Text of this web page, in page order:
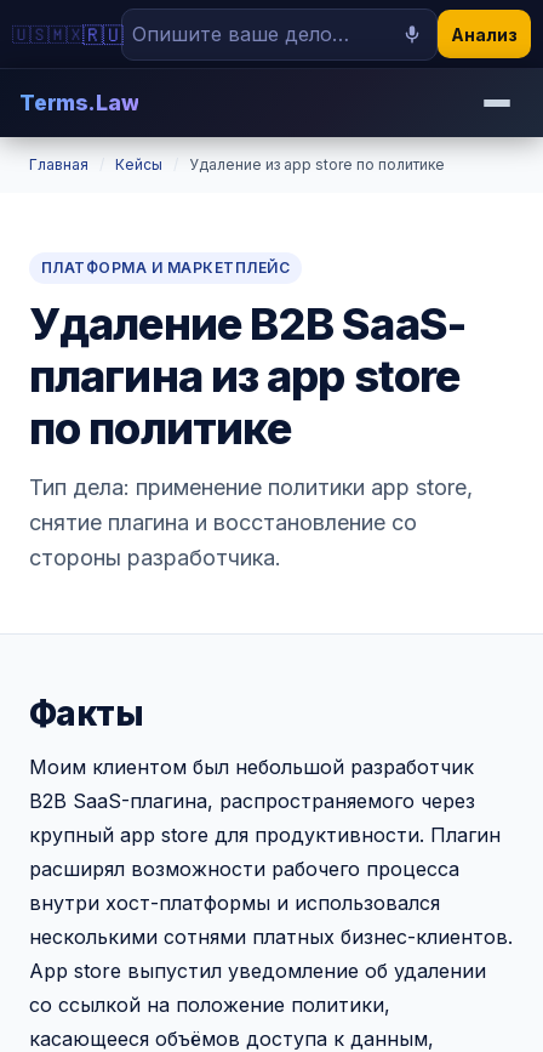
🇺🇸🇲🇽🇷🇺 Анализ
Terms.Law
Главная / Кейсы / Удаление из app store по политике
ПЛАТФОРМА И МАРКЕТПЛЕЙС
Удаление B2B SaaS-
плагина из app store
по политике
Тип дела: применение политики app store,
снятие плагина и восстановление со
стороны разработчика.
Факты
Моим клиентом был небольшой разработчик
B2B SaaS-плагина, распространяемого через
крупный app store для продуктивности. Плагин
расширял возможности рабочего процесса
внутри хост-платформы и использовался
несколькими сотнями платных бизнес-клиентов.
App store выпустил уведомление об удалении
со ссылкой на положение политики,
касающееся объёмов доступа к данным,